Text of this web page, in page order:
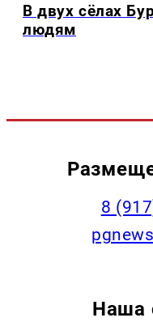
В двух сёлах
людям
‭8
Наша